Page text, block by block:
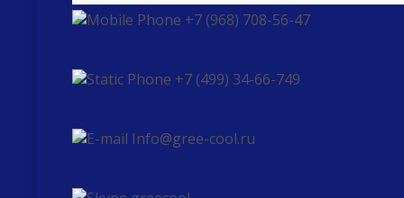
+7 (968) 708-56-47
+7 (499) 34-66-749
Info@gree-cool.ru